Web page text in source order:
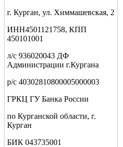
г. Курган, ул. Химмашевская, 2
ИНН4501121758, КПП
450101001
л/с 936020043 ДФ
Администрации г.Кургана
р/с 40302810800005000003
ГРКЦ ГУ Банка России
по Курганской области, г.
Курган
БИК 043735001